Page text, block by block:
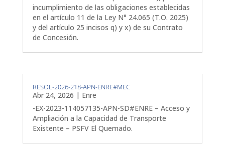
incumplimiento de las obligaciones establecidas
en el artículo 11 de la Ley N° 24.065 (T.O. 2025)
y del artículo 25 incisos q) y x) de su Contrato
de Concesión.
RESOL-2026-218-APN-ENRE#MEC
Abr 24, 2026 | Enre
-EX-2023-114057135-APN-SD#ENRE – Acceso y
Ampliación a la Capacidad de Transporte
Existente – PSFV El Quemado.